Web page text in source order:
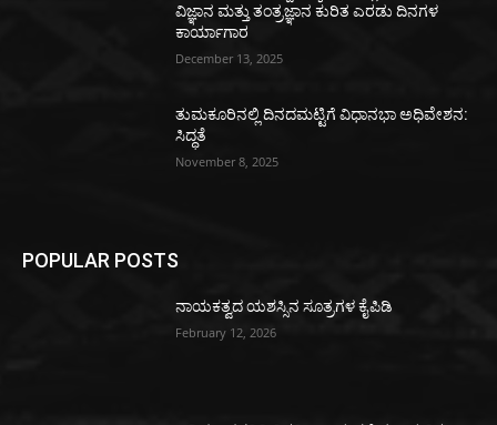
ವಿಜ್ಞಾನ ಮತ್ತು ತಂತ್ರಜ್ಞಾನ ಕುರಿತ ಎರಡು ದಿನಗಳ
ಕಾರ್ಯಾಗಾರ
December 13, 2025
ತುಮಕೂರಿನಲ್ಲಿ ದಿನದಮಟ್ಟಿಗೆ ವಿಧಾನಭಾ ಅಧಿವೇಶನ:
ಸಿದ್ಧತೆ
November 8, 2025
POPULAR POSTS
ನಾಯಕತ್ವದ ಯಶಸ್ಸಿನ ಸೂತ್ರಗಳ ಕೈಪಿಡಿ
February 12, 2026